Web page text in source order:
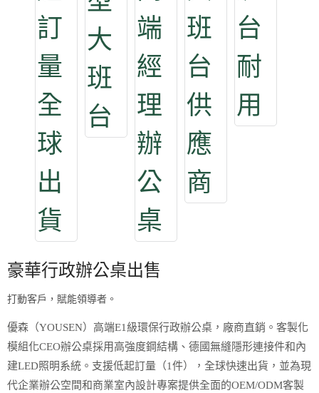
豪華行政辦公桌出售
打動客戶，賦能領導者。
優森（YOUSEN）高端E1級環保行政辦公桌，廠商直銷。客製化
模組化CEO辦公桌採用高強度鋼結構、德國無縫隱形連接件和內
建LED照明系統。支援低起訂量（1件），全球快速出貨，並為現
代企業辦公空間和商業室內設計專案提供全面的OEM/ODM客製